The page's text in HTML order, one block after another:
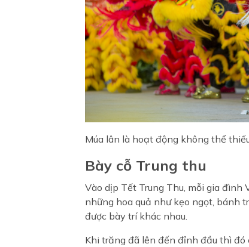
Múa lân là hoạt động không thể
Bày cỗ Trung thu
Vào dịp Tết Trung Thu, mỗi gia
những hoa quả như kẹo ngọt, bánh
được bày trí khác nhau.
Khi trăng đã lên đến đỉnh đầu thì đó